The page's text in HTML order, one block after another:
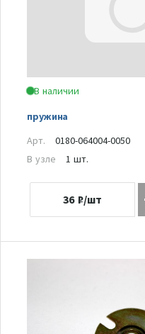
В наличии
пружина
Арт.
0180-064004-0050
В узле
1 шт.
36 ₽/шт